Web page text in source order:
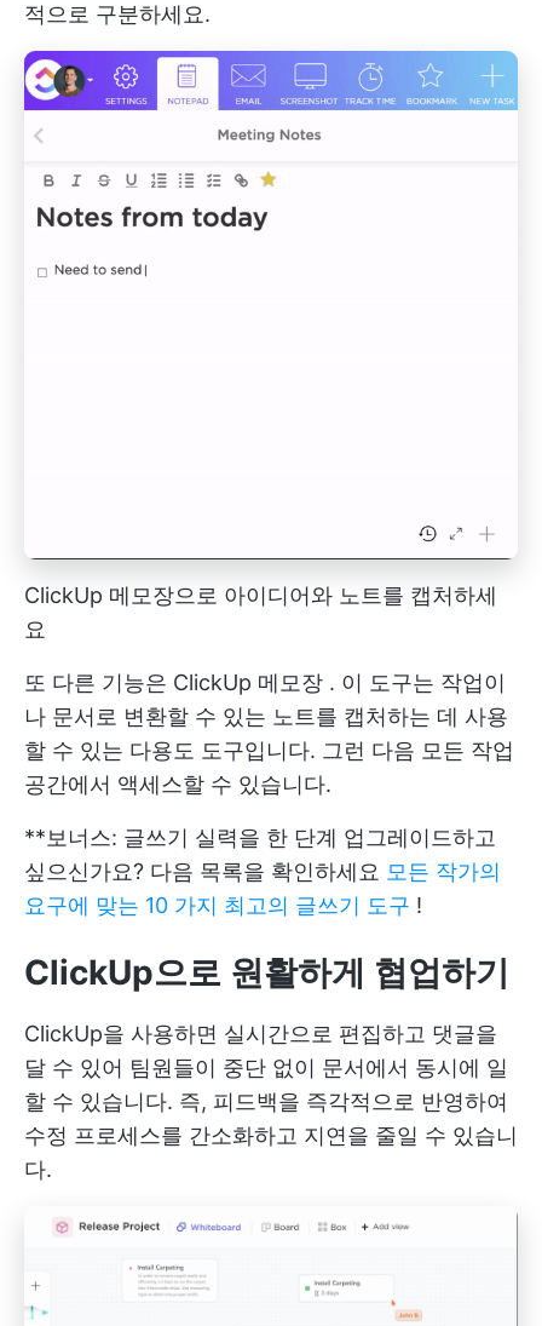
적으로 구분하세요.
ClickUp 메모장으로 아이디어와 노트를 캡처하세
요
또 다른 기능은 ClickUp 메모장 . 이 도구는 작업이
나 문서로 변환할 수 있는 노트를 캡처하는 데 사용
할 수 있는 다용도 도구입니다. 그런 다음 모든 작업
공간에서 액세스할 수 있습니다.
**보너스: 글쓰기 실력을 한 단계 업그레이드하고
싶으신가요? 다음 목록을 확인하세요 모든 작가의
요구에 맞는 10 가지 최고의 글쓰기 도구 !
ClickUp으로 원활하게 협업하기
ClickUp을 사용하면 실시간으로 편집하고 댓글을
달 수 있어 팀원들이 중단 없이 문서에서 동시에 일
할 수 있습니다. 즉, 피드백을 즉각적으로 반영하여
수정 프로세스를 간소화하고 지연을 줄일 수 있습니
다.